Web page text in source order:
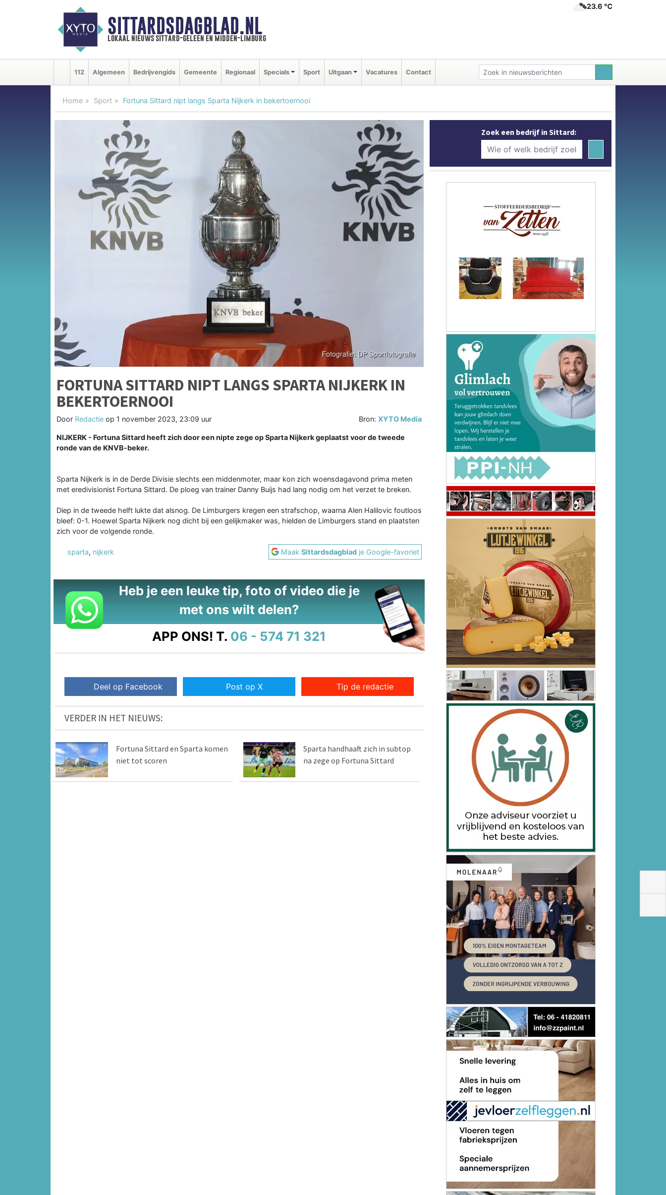
SITTARDSDAGBLAD.NL
lokaal nieuws sittard-geleen en midden-limburg
23.6 ℃
112 Algemeen Bedrijvengids Gemeente Regionaal Specials Sport Uitgaan Vacatures Contact
Home Sport Fortuna Sittard nipt langs Sparta Nijkerk in bekertoernooi
FORTUNA SITTARD NIPT LANGS SPARTA NIJKERK IN
BEKERTOERNOOI
Door Redactie op 1 november 2023, 23:09 uur Bron:XYTO Media
NIJKERK - Fortuna Sittard heeft zich door een nipte zege op Sparta Nijkerk geplaatst voor de tweede
ronde van de KNVB-beker.
Sparta Nijkerk is in de Derde Divisie slechts een middenmoter, maar kon zich woensdagavond prima meten
met eredivisionist Fortuna Sittard. De ploeg van trainer Danny Buijs had lang nodig om het verzet te breken.
Diep in de tweede helft lukte dat alsnog. De Limburgers kregen een strafschop, waarna Alen Halilovic foutloos
bleef: 0-1. Hoewel Sparta Nijkerk nog dicht bij een gelijkmaker was, hielden de Limburgers stand en plaatsten
zich voor de volgende ronde.
sparta, nijkerk MaakSittardsdagblad je Google-favoriet
Heb je een leuke tip, foto of video die je
met ons wilt delen?
APP ONS! T. 06 - 574 71 321
Deel op Facebook Post op X Tip de redactie
VERDER IN HET NIEUWS:
Fortuna Sittard en Sparta komen
niet tot scoren
Sparta handhaaft zich in subtop
na zege op Fortuna Sittard
Zoek een bedrijf in Sittard: